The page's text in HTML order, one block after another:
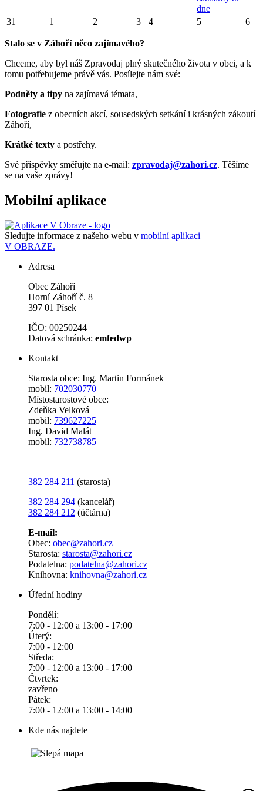
dne
31 1 2 3 4 5 6
Stalo se v Záhoří něco zajímavého?
Chceme, aby byl náš Zpravodaj plný skutečného života v obci, a k
tomu potřebujeme právě vás. Posílejte nám své:
Podněty a tipy na zajímavá témata,
Fotografie z obecních akcí, sousedských setkání i krásných zákoutí
Záhoří,
Krátké texty a postřehy.
Své příspěvky směřujte na e-mail: zpravodaj@zahori.cz. Těšíme
se na vaše zprávy!
Mobilní aplikace
Sledujte informace z našeho webu v mobilní aplikaci –
V OBRAZE.
Adresa
Obec Záhoří
Horní Záhoří č. 8
397 01 Písek
IČO: 00250244
Datová schránka: emfedwp
Kontakt
Starosta obce: Ing. Martin Formánek
mobil: 702030770
Místostarostové obce:
Zdeňka Velková
mobil: 739627225
Ing. David Malát
mobil: 732738785
382 284 211 (starosta)
382 284 294 (kancelář)
382 284 212 (účtárna)
E-mail:
Obec: obec@zahori.cz
Starosta: starosta@zahori.cz
Podatelna: podatelna@zahori.cz
Knihovna: knihovna@zahori.cz
Úřední hodiny
Pondělí:
7:00 - 12:00 a 13:00 - 17:00
Úterý:
7:00 - 12:00
Středa:
7:00 - 12:00 a 13:00 - 17:00
Čtvrtek:
zavřeno
Pátek:
7:00 - 12:00 a 13:00 - 14:00
Kde nás najdete